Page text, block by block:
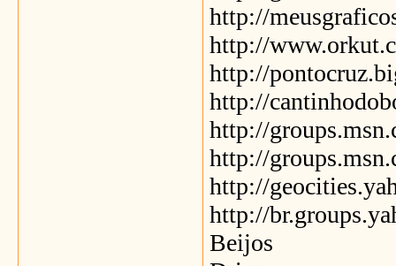
http://
http://
http://
http://
http://
http://
http://
http://
Beijos